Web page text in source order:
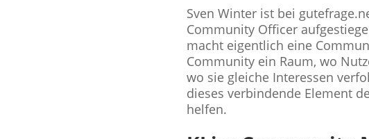
Sven Winter ist bei
Community Officer
macht eigentlich eine
Community ein Raum, wo
wo sie gleiche Interessen
dieses verbindende Element
helfen.